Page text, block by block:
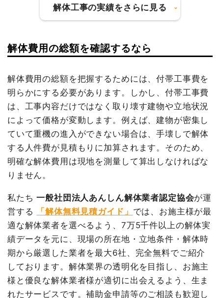
957,000円
建物の種類/構造 鉄骨造小屋1階建て
坪数 9坪
建物解体費用 34万4,690円
総額 43万2,000円
鉄骨造小屋9坪1階建て
諸経費
57,000円
値引き
1,690円
小計
400,000円
消費税
32,000円
合計金額
432,000円
解体工事の実績をさらに見る
建物の種類/構造 内装解体蔵1階建て
建物解体費用 88万1,955円
品名 数量 単価
金額
内装解体蔵11坪1階建て
11坪 80,178円
881,955円
小運搬費
養生費
0
0円
諸経費
50,000円
値引き
6,500円
小計
1,045,455円
消費税
104,545円
合計金額
1,150,000円
解体費用の総額を確認するなら
解体費用の総額を把握するためには、付帯工事費を
明らかにする必要があります。しかし、付帯工事費
は、工事内容だけではなく取り壊す建物や立地状況
によって価格が変動します。例えば、建物が密集し
ていて重機の進入ができない場合は、手壊しで解体
する人件費が見積もりに加算されます。そのため、
明確な解体費用は現地を測量して算出しなければな
りません。
私たち一般社団法人あんしん解体業者認定協会が運
営する
「解体無料見積ガイド」 では、お施主様が最
適な解体業者を選べるよう、7万5千件以上の解体実
績データを元に、現場の所在地・立地条件・解体時
期から厳選した業者を最大6社、完全無料でご紹介
しております。解体業界の透明化を目指し、お施主
様と優良な解体業者様が適切に出会えるよう、生ま
れたサービスです。補助金申請等のご相談も歓迎し